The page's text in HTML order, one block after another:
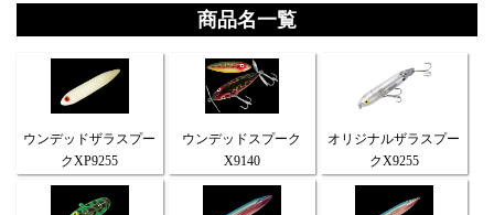
商品名一覧
ウンデッドザラスプー
クXP9255
ウンデッドスプーク
X9140
オリジナルザラスプー
クX9255